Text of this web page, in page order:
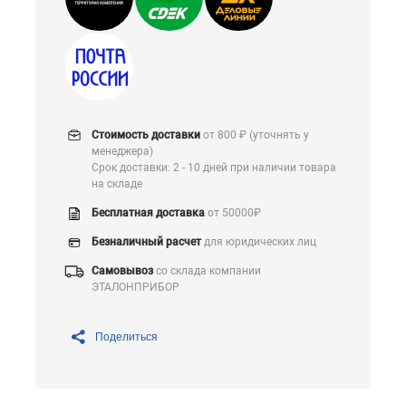
Стоимость доставки от 800 ₽ (уточнять у
менеджера)
Срок доставки: 2 - 10 дней при наличии товара
на складе
Бесплатная доставка от 50000₽
Безналичный расчетдля юридических лиц
Самовывозсо склада компании
ЭТАЛОНПРИБОР
Поделиться